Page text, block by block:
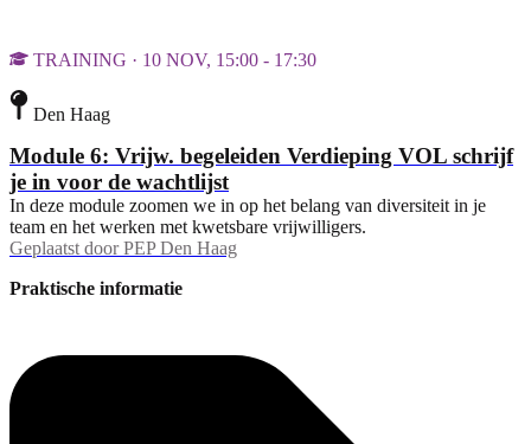
TRAINING · 10 NOV, 15:00 - 17:30
Den Haag
Module 6: Vrijw. begeleiden Verdieping VOL schrijf
je in voor de wachtlijst
In deze module zoomen we in op het belang van diversiteit in je
team en het werken met kwetsbare vrijwilligers.
Geplaatst door PEP Den Haag
Praktische informatie